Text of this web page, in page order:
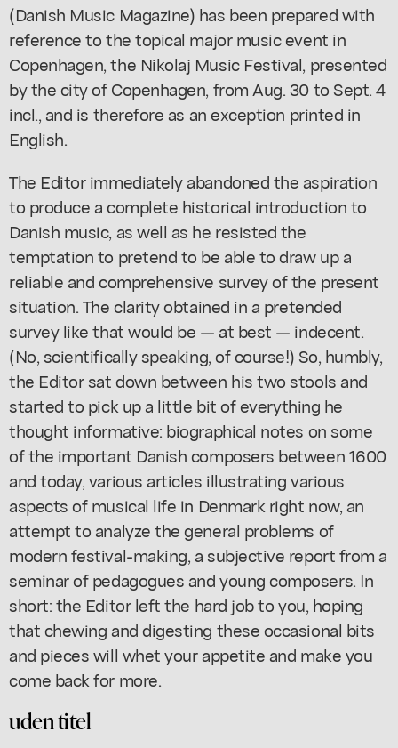
(Danish Music Magazine) has been prepared with
reference to the topical major music event in
Copenhagen, the Nikolaj Music Festival, presented
by the city of Copenhagen, from Aug. 30 to Sept. 4
incl., and is therefore as an exception printed in
English.
The Editor immediately abandoned the aspiration
to produce a complete historical introduction to
Danish music, as well as he resisted the
temptation to pretend to be able to draw up a
reliable and comprehensive survey of the present
situation. The clarity obtained in a pretended
survey like that would be — at best — indecent.
(No, scientifically speaking, of course!) So, humbly,
the Editor sat down between his two stools and
started to pick up a little bit of everything he
thought informative: biographical notes on some
of the important Danish composers between 1600
and today, various articles illustrating various
aspects of musical life in Denmark right now, an
attempt to analyze the general problems of
modern festival-making, a subjective report from a
seminar of pedagogues and young composers. In
short: the Editor left the hard job to you, hoping
that chewing and digesting these occasional bits
and pieces will whet your appetite and make you
come back for more.
uden titel